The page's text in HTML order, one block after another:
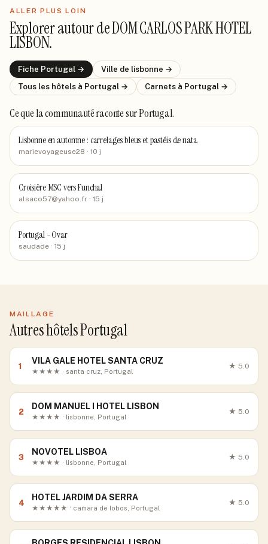
ALLER PLUS LOIN
Explorer autour deDOM CARLOS PARK HOTEL
LISBON.
Fiche Portugal → Ville de lisbonne →
Tous les hôtels à Portugal → Carnets à Portugal →
Ce que la communauté racontesur Portugal.
Lisbonne en automne : carrelages bleus et pastéis de nata
marievoyageuse28 · 10 j
Croisière MSC vers Funchal
alsaco57@yahoo.fr · 15 j
Portugal - Ovar
saudade · 15 j
MAILLAGE
Autres hôtels Portugal
1
VILA GALE HOTEL SANTA CRUZ
★★★★ · santa cruz, Portugal
★ 5.0
2
DOM MANUEL I HOTEL LISBON
★★★★ · lisbonne, Portugal
★ 5.0
3
NOVOTEL LISBOA
★★★★ · lisbonne, Portugal
★ 5.0
4
HOTEL JARDIM DA SERRA
★★★★★ · camara de lobos, Portugal
★ 5.0